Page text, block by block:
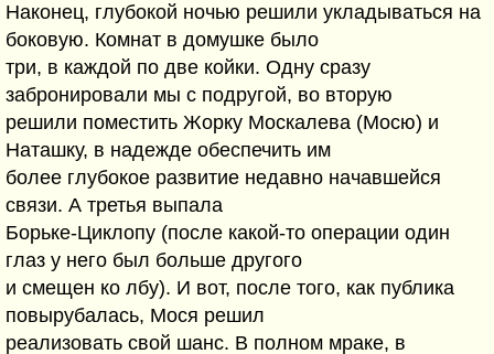
Наконец, глубокой ночью решили укладываться на
боковую. Комнат в домушке было
три, в каждой по две койки. Одну сразу
забронировали мы с подругой, во вторую
решили поместить Жорку Москалева (Мосю) и
Наташку, в надежде обеспечить им
более глубокое развитие недавно начавшейся
связи. А третья выпала
Борьке-Циклопу (после какой-то операции один
глаз у него был больше другого
и смещен ко лбу). И вот, после того, как публика
повырубалась, Мося решил
реализовать свой шанс. В полном мраке, в